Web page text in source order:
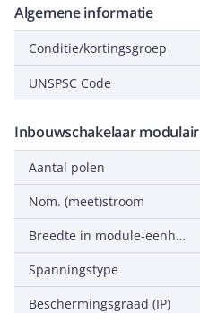
Algemene informatie
Conditie/kortingsgroep
UNSPSC Code
Inbouwschakelaar modulair
Aantal polen
Nom. (meet)stroom
Breedte in module-eenheden
Spanningstype
Beschermingsgraad (IP)